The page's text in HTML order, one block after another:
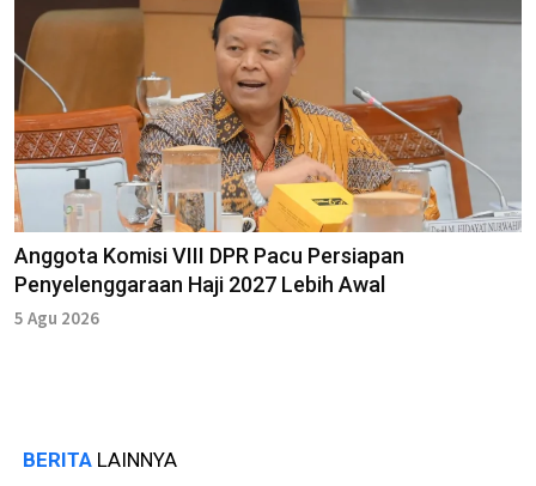
Anggota Komisi VIII DPR Pacu Persiapan
Penyelenggaraan Haji 2027 Lebih Awal
5 Agu 2026
BERITA LAINNYA